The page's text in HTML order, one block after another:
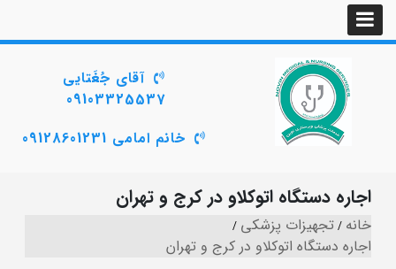
آقای جُغَتایی
09103325537
خانم امامی 09128601231
اجاره دستگاه اتوکلاو در کرج و تهران
خانه تجهیزات پزشکی
اجاره دستگاه اتوکلاو در کرج و تهران